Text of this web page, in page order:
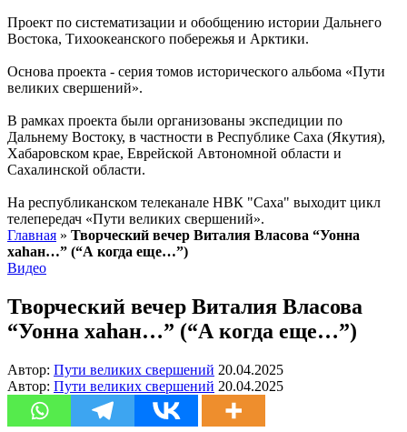
Проект по систематизации и обобщению истории Дальнего
Востока, Тихоокеанского побережья и Арктики.
Основа проекта - серия томов исторического альбома «Пути
великих свершений».
В рамках проекта были организованы экспедиции по
Дальнему Востоку, в частности в Республике Саха (Якутия),
Хабаровском крае, Еврейской Автономной области и
Сахалинской области.
На республиканском телеканале НВК "Саха" выходит цикл
телепередач «Пути великих свершений».
Главная » Творческий вечер Виталия Власова “Уонна
хаһан…” (“А когда еще…”)
Видео
Творческий вечер Виталия Власова
“Уонна хаһан…” (“А когда еще…”)
Автор: Пути великих свершений 20.04.2025
Автор: Пути великих свершений 20.04.2025